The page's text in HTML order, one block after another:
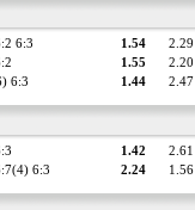
6:3 1.54 2.29
1.55 2.20
6:3 1.44 2.47
1.42 2.61
6:3 2.24 1.56